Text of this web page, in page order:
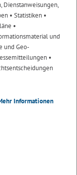
Dienstanweisungen,
• Statistiken •
•
und
und Geo-
•
Informationen